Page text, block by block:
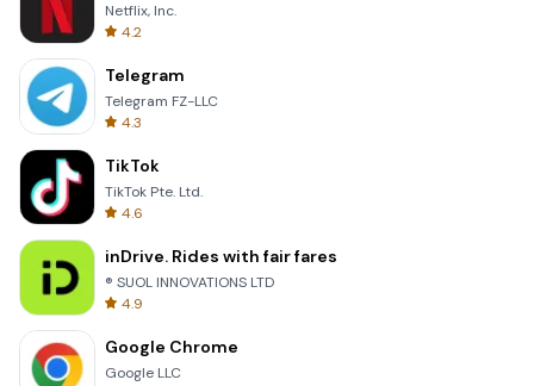
Netflix, Inc.
4.2
Telegram
Telegram FZ-LLC
4.3
TikTok
TikTok Pte. Ltd.
4.6
inDrive. Rides with fair fares
® SUOL INNOVATIONS LTD
4.9
Google Chrome
Google LLC